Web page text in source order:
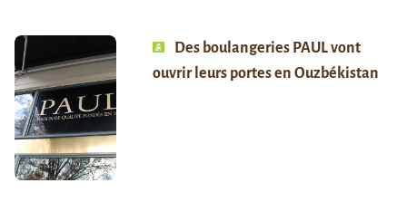
Des boulangeries PAUL vont
ouvrir leurs portes en Ouzbékistan